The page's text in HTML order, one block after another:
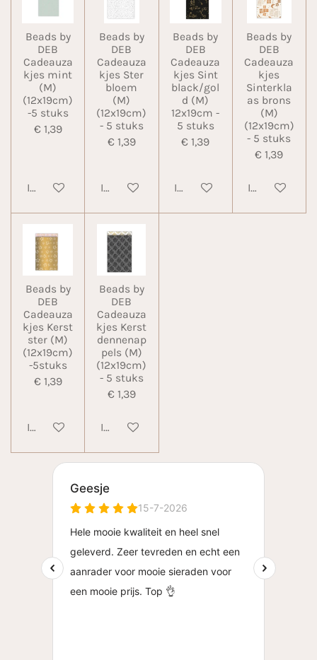
Beads by
DEB
Cadeauza
kjes mint
(M)
(12x19cm)
-5 stuks
€ 1,39
In winkelwagen
Beads by
DEB
Cadeauza
kjes Ster
bloem
(M)
(12x19cm)
- 5 stuks
€ 1,39
In winkelwagen
Beads by
DEB
Cadeauza
kjes Sint
black/gol
d (M)
12x19cm -
5 stuks
€ 1,39
In winkelwagen
Beads by
DEB
Cadeauza
kjes
Sinterkla
as brons
(M)
(12x19cm)
- 5 stuks
€ 1,39
In
Beads by
DEB
Cadeauza
kjes Kerst
ster (M)
(12x19cm)
-5stuks
€ 1,39
In winkelwagen
Beads by
DEB
Cadeauza
kjes Kerst
dennenap
pels (M)
(12x19cm)
- 5 stuks
€ 1,39
In winkelwagen